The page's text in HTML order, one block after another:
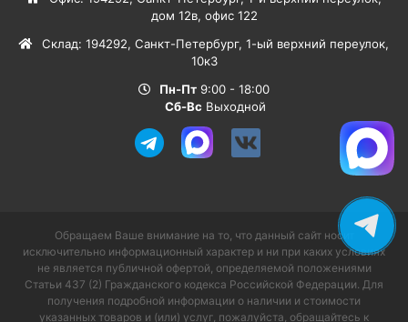
дом 12в, офис 122
Склад: 194292, Санкт-Петербург, 1-ый верхний переулок,
10к3
Пн-Пт 9:00 - 18:00
Сб-Вс Выходной
Обращаем Ваше внимание на то, что данный сайт носит
исключительно информационный характер и ни при каких условиях
не является публичной офертой, определяемой положениями
Статьи 437 (2) Гражданского кодекса Российской Федерации. Для
получения подробной информации о наличии и стоимости
указанных товаров и (или) услуг, пожалуйста, обращайтесь к